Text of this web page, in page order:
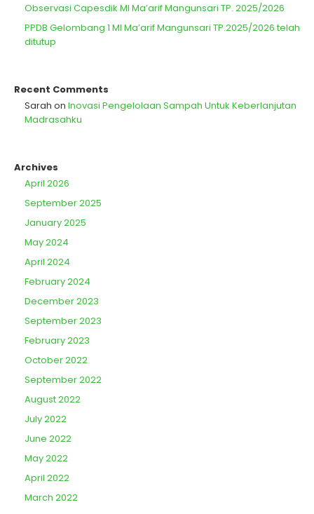
Observasi Capesdik MI Ma’arif Mangunsari TP. 2025/2026
PPDB Gelombang 1 MI Ma’arif Mangunsari TP.2025/2026 telah
ditutup
Recent Comments
Sarah on Inovasi Pengelolaan Sampah Untuk Keberlanjutan
Madrasahku
Archives
April 2026
September 2025
January 2025
May 2024
April 2024
February 2024
December 2023
September 2023
February 2023
October 2022
September 2022
August 2022
July 2022
June 2022
May 2022
April 2022
March 2022